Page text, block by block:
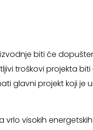
biti će
troškovi projekta biti
glavni projekt koji je
visokih energetskih